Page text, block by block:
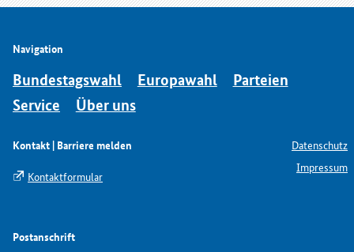
Navigation
Bundestagswahl Europawahl
Parteien
Service
Über uns
Kontakt | Barriere melden
Kontaktformular
Postanschrift
Datenschutz
Impressum